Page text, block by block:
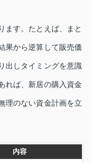
ます。たとえば、まと
果から逆算して販売価
出しタイミングを意識
れば、新居の購入資金
理のない資金計画を立
内容